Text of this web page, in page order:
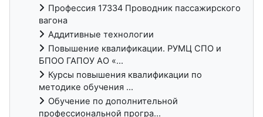
Профессия 17334 Проводник пассажирского
вагона
Аддитивные технологии
Повышение квалификации. РУМЦ СПО и
БПОО ГАПОУ АО «...
Курсы повышения квалификации по
методике обучения ...
Обучение по дополнительной
профессиональной програ...